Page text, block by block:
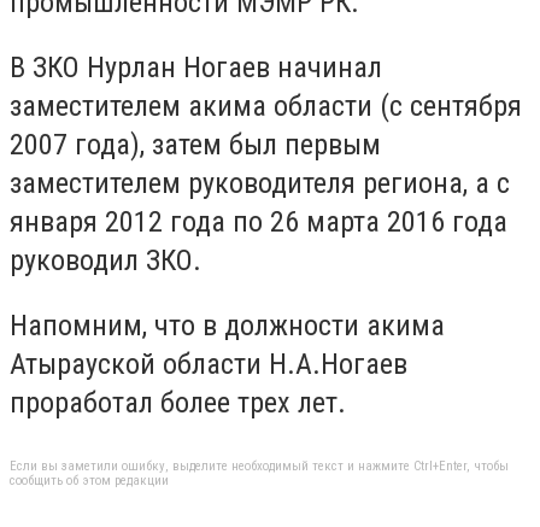
В ЗКО Нурлан Ногаев начинал
заместителем акима области (с сентября
2007 года), затем был первым
заместителем руководителя региона, а с
января 2012 года по 26 марта 2016 года
руководил ЗКО.
Напомним, что в должности акима
Атырауской области Н.А.Ногаев
проработал более трех лет.
Если вы заметили ошибку, выделите необходимый текст и нажмите Ctrl+Enter, чтобы
сообщить об этом редакции